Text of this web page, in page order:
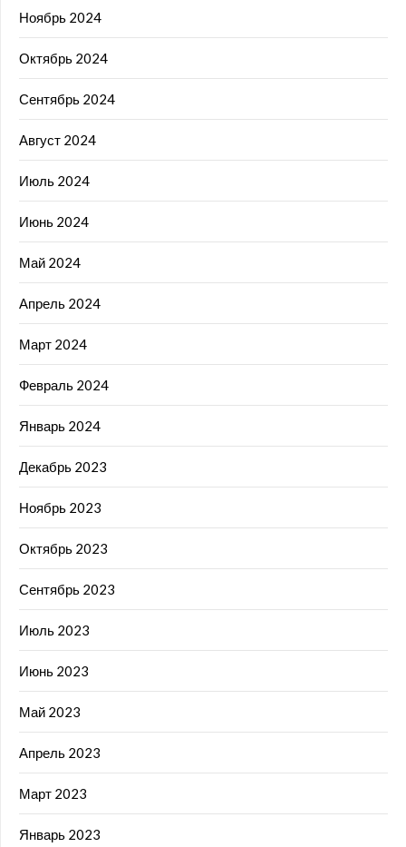
Ноябрь 2024
Октябрь 2024
Сентябрь 2024
Август 2024
Июль 2024
Июнь 2024
Май 2024
Апрель 2024
Март 2024
Февраль 2024
Январь 2024
Декабрь 2023
Ноябрь 2023
Октябрь 2023
Сентябрь 2023
Июль 2023
Июнь 2023
Май 2023
Апрель 2023
Март 2023
Январь 2023